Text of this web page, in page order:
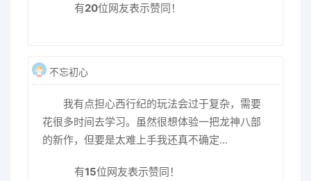
有20位网友表示赞同！
不忘初心
我有点担心西行纪的玩法会过于复杂，需要
花很多时间去学习。虽然很想体验一把龙神八部
的新作，但要是太难上手我还真不确定...
有15位网友表示赞同！